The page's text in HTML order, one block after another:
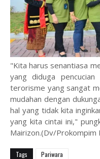
"Kita harus senantiasa
yang diduga
terorisme yang sangat
mudahan dengan
hal yang tidak kita
yang kita cintai ini,"
Mairizon.(Dv/Prokompim
Tags Pariwara